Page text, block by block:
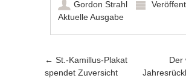
Gordon Strahl
Aktuelle Ausgabe
Artikel-Navigation
← St.-Kamillus-Plakat
spendet Zuversicht
Der